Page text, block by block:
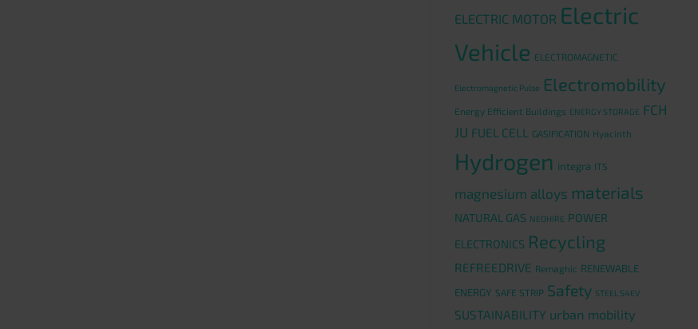
ELECTRIC MOTOR Electric
Vehicle ELECTROMAGNETIC
Electromagnetic Pulse Electromobility
Energy Efficient Buildings ENERGY STORAGE FCH
JU FUEL CELL GASIFICATION Hyacinth
Hydrogen integra ITS
magnesium alloys materials
NATURAL GAS NEOHIRE POWER
ELECTRONICS Recycling
REFREEDRIVE Remaghic RENEWABLE
ENERGY SAFE STRIP Safety STEEL S4EV
SUSTAINABILITY urban mobility